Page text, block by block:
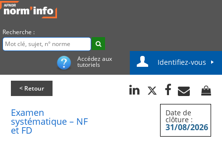
Recherche :
Accédez aux
tutoriels Identifiez-vous
< Retour
Examen
systématique – NF
et FD
Date de
clôture :
31/08/2026